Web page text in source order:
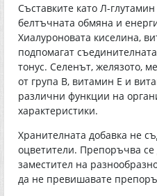
Съставките като Л-
белтъчната обмяна и
Хиалуроновата киселина,
подпомагат
тонус. Селенът, желязото,
от група В, витамин Е и
различни функции на
характеристики.
Хранителната добавка не
оцветители. Препоръчва се
заместител на
да не превишавате